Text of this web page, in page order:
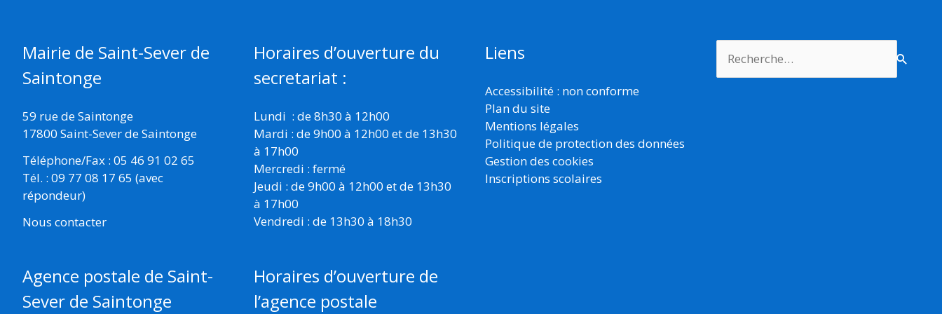
Mairie de Saint-Sever de
Saintonge
59 rue de Saintonge
17800 Saint-Sever de Saintonge
Téléphone/Fax : 05 46 91 02 65
Tél. : 09 77 08 17 65 (avec
répondeur)
Nous contacter
Agence postale de Saint-
Sever de Saintonge
Horaires d’ouverture du
secretariat :
Lundi : de 8h30 à 12h00
Mardi : de 9h00 à 12h00 et de 13h30
à 17h00
Mercredi : fermé
Jeudi : de 9h00 à 12h00 et de 13h30
à 17h00
Vendredi : de 13h30 à 18h30
Horaires d’ouverture de
l’agence postale
Liens
Accessibilité : non conforme
Plan du site
Mentions légales
Politique de protection des données
Gestion des cookies
Inscriptions scolaires